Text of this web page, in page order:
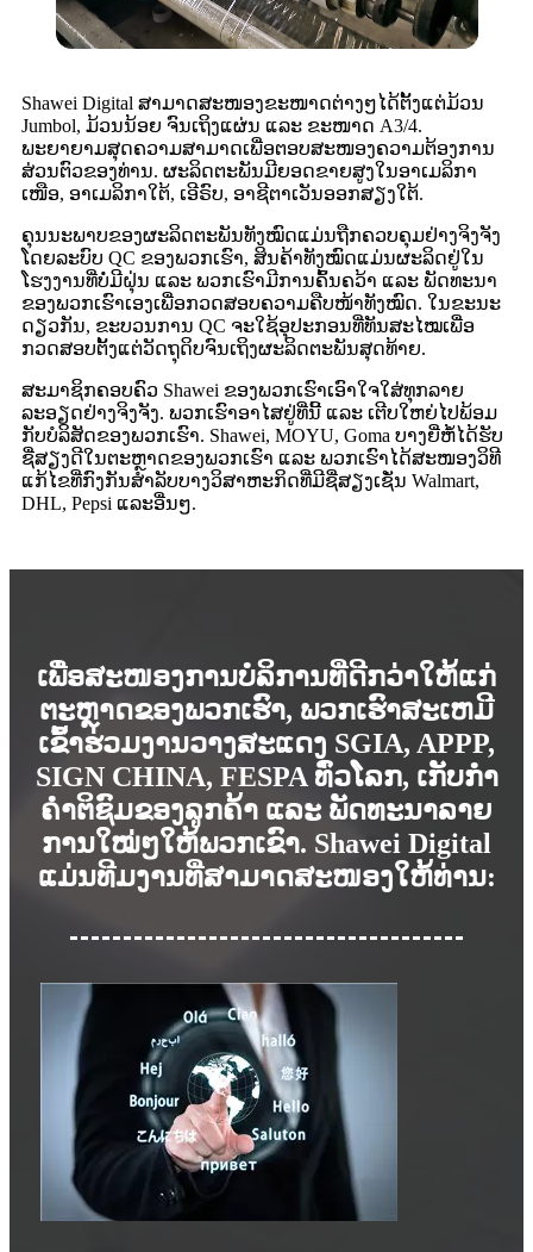
Shawei Digital ສາມາດສະໜອງຂະໜາດຕ່າງໆໄດ້ຕັ້ງແຕ່ມ້ວນ
Jumbol, ມ້ວນນ້ອຍ ຈົນເຖິງແຜ່ນ ແລະ ຂະໜາດ A3/4.
ພະຍາຍາມສຸດຄວາມສາມາດເພື່ອຕອບສະໜອງຄວາມຕ້ອງການ
ສ່ວນຕົວຂອງທ່ານ. ຜະລິດຕະພັນມີຍອດຂາຍສູງໃນອາເມລິກາ
ເໜືອ, ອາເມລິກາໃຕ້, ເອີຣົບ, ອາຊີຕາເວັນອອກສຽງໃຕ້.
ຄຸນນະພາບຂອງຜະລິດຕະພັນທັງໝົດແມ່ນຖືກຄວບຄຸມຢ່າງຈິງຈັງ
ໂດຍລະບົບ QC ຂອງພວກເຮົາ, ສິນຄ້າທັງໝົດແມ່ນຜະລິດຢູ່ໃນ
ໂຮງງານທີ່ບໍ່ມີຝຸ່ນ ແລະ ພວກເຮົາມີການຄົ້ນຄວ້າ ແລະ ພັດທະນາ
ຂອງພວກເຮົາເອງເພື່ອກວດສອບຄວາມຄືບໜ້າທັງໝົດ. ໃນຂະນະ
ດຽວກັນ, ຂະບວນການ QC ຈະໃຊ້ອຸປະກອນທີ່ທັນສະໄໝເພື່ອ
ກວດສອບຕັ້ງແຕ່ວັດຖຸດິບຈົນເຖິງຜະລິດຕະພັນສຸດທ້າຍ.
ສະມາຊິກຄອບຄົວ Shawei ຂອງພວກເຮົາເອົາໃຈໃສ່ທຸກລາຍ
ລະອຽດຢ່າງຈິງຈັງ. ພວກເຮົາອາໄສຢູ່ທີ່ນີ້ ແລະ ເຕີບໃຫຍ່ໄປພ້ອມ
ກັບບໍລິສັດຂອງພວກເຮົາ. Shawei, MOYU, Goma ບາງຍີ່ຫໍ້ໄດ້ຮັບ
ຊື່ສຽງດີໃນຕະຫຼາດຂອງພວກເຮົາ ແລະ ພວກເຮົາໄດ້ສະໜອງວິທີ
ແກ້ໄຂທີ່ກົງກັນສຳລັບບາງວິສາຫະກິດທີ່ມີຊື່ສຽງເຊັ່ນ Walmart,
DHL, Pepsi ແລະອື່ນໆ.
ເພື່ອສະໜອງການບໍລິການທີ່ດີກວ່າໃຫ້ແກ່
ຕະຫຼາດຂອງພວກເຮົາ, ພວກເຮົາສະເຫມີ
ເຂົ້າຮ່ວມງານວາງສະແດງ SGIA, APPP,
SIGN CHINA, FESPA ທົ່ວໂລກ, ເກັບກຳ
ຄຳຕິຊົມຂອງລູກຄ້າ ແລະ ພັດທະນາລາຍ
ການໃໝ່ໆໃຫ້ພວກເຂົາ. Shawei Digital
ແມ່ນທີມງານທີ່ສາມາດສະໜອງໃຫ້ທ່ານ: